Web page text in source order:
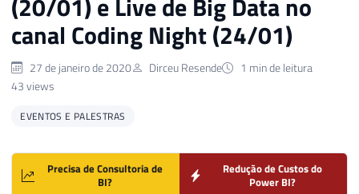
(20/01) e Live de Big Data no
canal Coding Night (24/01)
27 de janeiro de 2020 Dirceu Resende
1 min de leitura
43 views
EVENTOS E PALESTRAS
Precisa de Consultoria de
BI?
Redução de Custos do
Power BI?